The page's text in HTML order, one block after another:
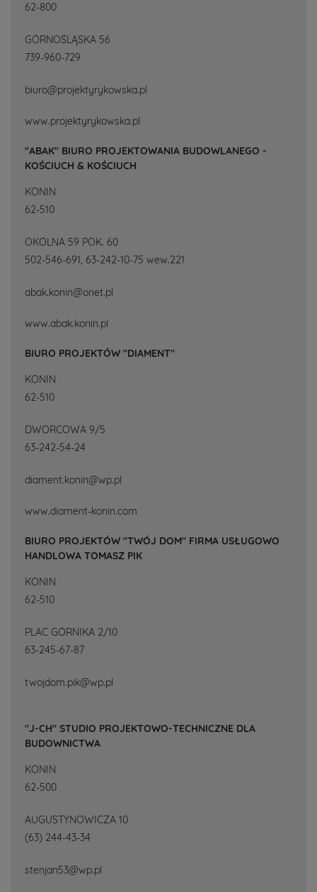
62-800
GÓRNOŚLĄSKA 56
739-960-729
biuro@projektyrykowska.pl
www.projektyrykowska.pl
"ABAK" BIURO PROJEKTOWANIA BUDOWLANEGO -
KOŚCIUCH & KOŚCIUCH
KONIN
62-510
OKÓLNA 59 POK. 60
502-546-691, 63-242-10-75 wew.221
abak.konin@onet.pl
www.abak.konin.pl
BIURO PROJEKTÓW "DIAMENT"
KONIN
62-510
DWORCOWA 9/5
63-242-54-24
diament.konin@wp.pl
www.diament-konin.com
BIURO PROJEKTÓW "TWÓJ DOM" FIRMA USŁUGOWO
HANDLOWA TOMASZ PIK
KONIN
62-510
PLAC GÓRNIKA 2/10
63-245-67-87
twojdom.pik@wp.pl
"J-CH" STUDIO PROJEKTOWO-TECHNICZNE DLA
BUDOWNICTWA
KONIN
62-500
AUGUSTYNOWICZA 10
(63) 244-43-34
stenjan53@wp.pl